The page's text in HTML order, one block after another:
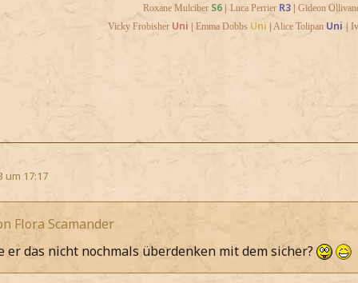
Roxane Mulciber S6 Luca Perrier R3
Gideon
Vicky Frobisher Uni Emma Dobbs Uni Alice Tolipan Uni
um 17:17
Flora Scamander
er das nicht nochmals überdenken mit dem sicher?